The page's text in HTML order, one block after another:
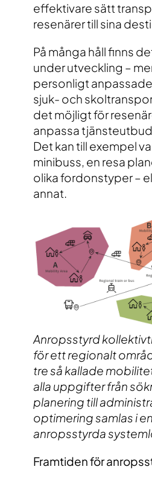
effektivare sätt
resenärer till sina
På många håll finns
under utveckling –
personligt
sjuk- och
det möjligt för
anpassa
Det kan till exempel
minibuss, en resa
olika fordonstyper –
annat.
Anropsstyrd
för ett regionalt
tre så kallade
alla uppgifter från
planering till
optimering samlas i
anropsstyrda
Framtiden för